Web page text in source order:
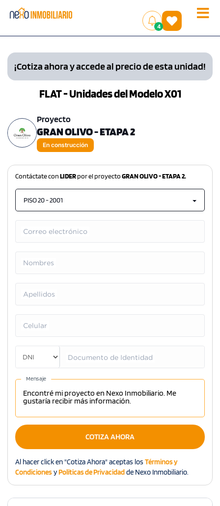
Toggle
4
()
¡Cotiza ahora y accede al precio de esta unidad!
FLAT - Unidades del Modelo X01
Proyecto
GRAN OLIVO - ETAPA 2
En construcción
Contáctate conLIDERpor el proyectoGRAN OLIVO - ETAPA 2.
PISO 20 - 2001
Correo electrónico
Nombres
Apellidos
Celular
Documento de Identidad
Mensaje
COTIZA AHORA
Al hacer click en "Cotiza Ahora" aceptas los Términos y
CondicionesyPolíticas de Privacidadde Nexo Inmobiliario.